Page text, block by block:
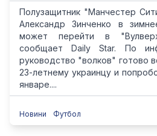
Полузащитник "Манчестер
Александр Зинченко в
может перейти в
сообщает Daily Star. По
руководство "волков" готово
23-летнему украинцу и
январе....
Новини Футбол